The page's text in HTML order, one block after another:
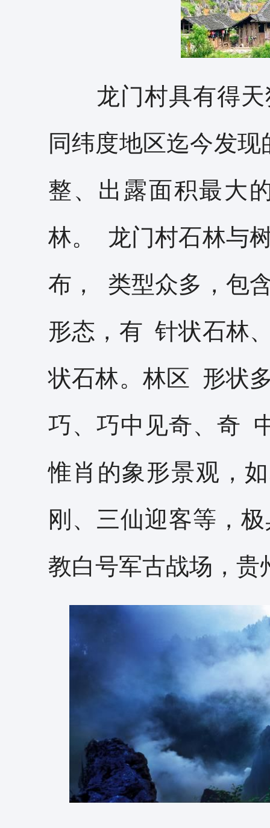
龙门村具有得天
同纬度地区迄今发
整、出露面积最大
林。 龙门村石林与
布， 类型众多，包
形态，有 针状石林
状石林。林区 形状
巧、巧中见奇、奇
惟肖的象形景观，
刚、三仙迎客等，
教白号军古战场，贵